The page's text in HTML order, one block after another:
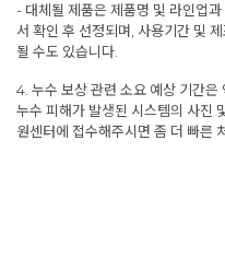
- 대체될 제품은 제품명 및 라인업
서 확인 후 선정되며, 사용기간 및
될 수도 있습니다.
4. 누수 보상 관련 소요 예상 기간은
누수 피해가 발생된 시스템의 사진
원센터에 접수해주시면 좀 더 빠른